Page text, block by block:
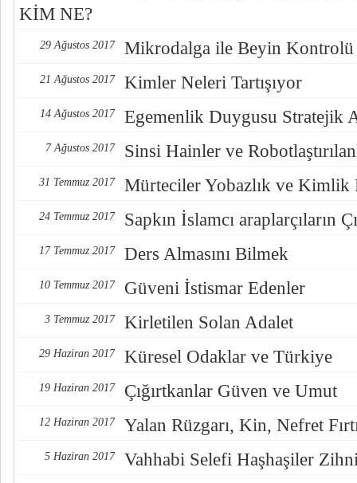
KİM NE?
29 Ağustos 2017 Mikrodalga ile Beyin Kontrolü
21 Ağustos 2017 Kimler Neleri Tartışıyor
14 Ağustos 2017 Egemenlik Duygusu Stratejik
7 Ağustos 2017 Sinsi Hainler ve
31 Temmuz 2017 Mürteciler Yobazlık ve Kimlik
24 Temmuz 2017 Sapkın İslamcı araplarçıların
17 Temmuz 2017 Ders Almasını Bilmek
10 Temmuz 2017 Güveni İstismar Edenler
3 Temmuz 2017 Kirletilen Solan Adalet
29 Haziran 2017 Küresel Odaklar ve Türkiye
19 Haziran 2017 Çığırtkanlar Güven ve Umut
12 Haziran 2017 Yalan Rüzgarı, Kin, Nefret
5 Haziran 2017 Vahhabi Selefi Haşhaşiler